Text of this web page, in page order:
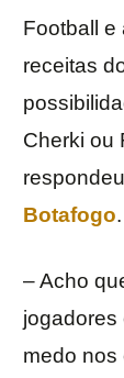
Football e
receitas
Cherki ou
Botafogo.
– Acho
jogadores
medo nos